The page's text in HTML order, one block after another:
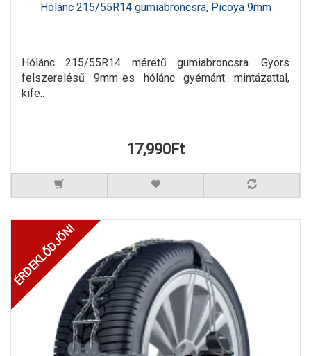
Hólánc 215/55R14 gumiabroncsra, Picoya 9mm
Hólánc 215/55R14 méretű gumiabroncsra. Gyors
felszerelésű 9mm-es hólánc gyémánt mintázattal,
kife..
17,990Ft
ÉRDEKLŐDJÖN!